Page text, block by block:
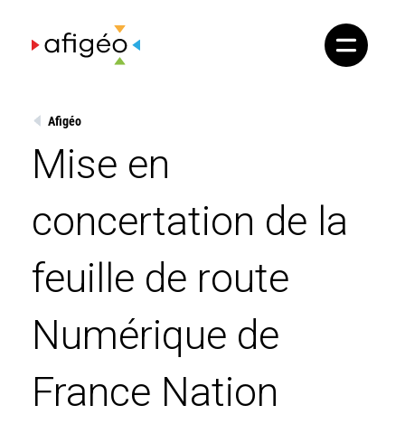
content
Afigéo
Mise en
concertation de la
feuille de route
Numérique de
France Nation